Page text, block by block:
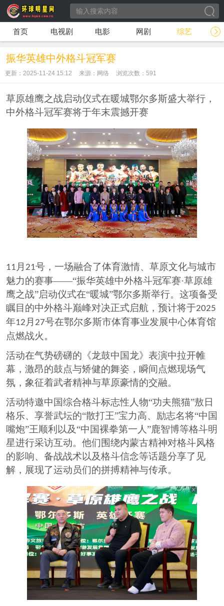
首页 电视剧 电影 网剧 综艺
振华英雄中外格斗冠军赛
更新：2025-11-24 15:12 来源：网络 浏览次数： 591
草原雄鹰之战启动仪式在暖城鄂尔多斯盛大举行，
中外格斗冠军赛将于年末震撼开赛
11 月 21号， 一场融合了体育激情、草原文化与城市
魅力的赛事——“振华英雄中外格斗冠军赛·草原雄
鹰之战”启动仪式在“暖城”鄂尔多斯举行。这项备受
瞩目的中外格斗巅峰对决正式启航，预计将于2025
年12 月 27号在鄂尔多斯市体育事业发展中心体育馆
点燃战火。
活动在气势磅礴的《龙鼓中国龙》表演中拉开帷
幕，激昂的鼓点与矫健的舞姿，瞬间点燃现场气
氛，象征着武者精神与草原豪情的交融。
活动特邀中国综合格斗标志性人物“功夫熊猫”敖日
格乐、享誉武坛的“散打王”宝力高、励志名将“中国
嘴炮”王顺利以及“中国裸拳第一人”鹿智博等格斗明
星进行采访互动。 他们围绕内蒙古精神对格斗风格
的影响、备战战术以及格斗信念等话题分享了见
解，展现了运动员们的拼搏精神与传承。